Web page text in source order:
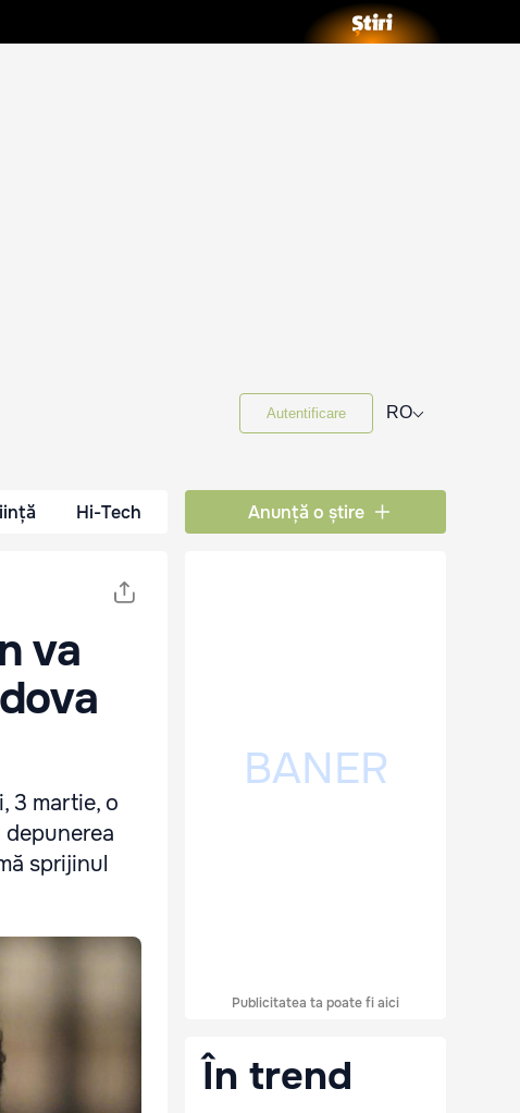
Autentificare RO⌵
Hi-Tech Anunță o știre
va
3 martie, o
sprijinul
Publicitatea ta poate fi aici
În trend